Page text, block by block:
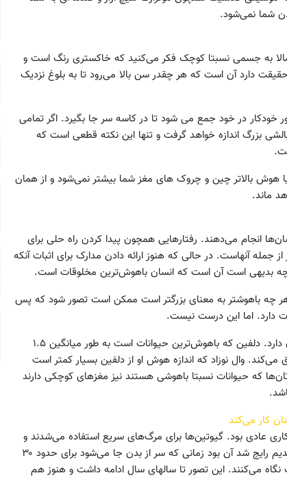
شما نمی‌شود.
به جسمی نسبتا کوچک فکر می‌کنید که خاکستری رنگ است و
دارد آن است که هر چقدر سن بالا می‌رود تا به بلوغ نزدیک
خودکار در خود جمع می شود تا در کاسه سر جا بگیرد. اگر تمامی
بزرگ اندازه خواهد گرفت و تنها این نکته قطعی است که
هوش بالاتر چین و چروک های مغز شما بیشتر نمی‌شود و از همان
ماند.
انجام می‌دهند. رفتارهایی همچون پیدا کردن راه حلی برای
آنهاست. در حالی که هنوز ارائه دادن مدارک برای اثبات آنکه
بدیهی است آن است که انسان باهوش‌ترین مخلوقات است.
هر چه باهوشتر به معنای بزرگتر است ممکن است تصور شود که پس
دارد. اما این درست نیست.
یک مغز معمولی به طور میانگین ۱ کیلو و ۳۶۱ گرو وزن دارد. دلفین که باهوش‌ترین حیوانات است به طور میانگین ۱.۵
وال نوزاد که اندازه هوش او از دلفین بسیار کمتر است
سگ ها و اورانگوتان‌ها که حیوانات نسبتا باهوشی هستند نیز مغزهای کوچکی دارند
کار می‌کند
عادی بود. گیوتین‌ها برای مرگ‌های سریع استفاده می‌شدند و
صدها نفر به این روش اعدام شدند. آنچه در زمانهای قدیم رایج شد آن بود زمانی که سر از بدن جا می‌شود برای حدود ۳۰
نگاه می‌کنند. این تصور تا سالهای سال ادامه داشت و هنوز هم